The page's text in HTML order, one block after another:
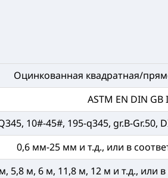
Оцинкованная квадратная/
ASTM EN DIN GB
10#-45#, 195-q345, gr.B-Gr.50,
0,6 мм-25 мм и т.д., или в
5,8 м, 6 м, 11,8 м, 12 м и т.д., или